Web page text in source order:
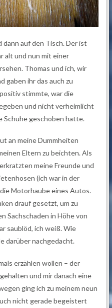
dann auf den Tisch. Der ist
alt und nun mit einer
Thomas und ich, wir
gaben ihr das auch zu
stimmte, war die
und nicht verheimlicht
Schuhe geschoben hatte.
an meine Dummheiten
Eltern zu beichten. Als
meine Freunde und
(ich war in der
Motorhaube eines Autos.
drauf gesetzt, um zu
Sachschaden in Höhe von
saublöd, ich weiß. Wie
darüber nachgedacht.
erzählen wollen – der
und mir danach eine
ging ich zu meinem neun
nicht gerade begeistert